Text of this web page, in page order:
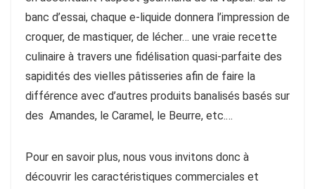
banc d’essai, chaque e-liquide donnera l’impression de
croquer, de mastiquer, de lécher… une vraie recette
culinaire à travers une fidélisation quasi-parfaite des
sapidités des vielles pâtisseries afin de faire la
différence avec d’autres produits banalisés basés sur
des Amandes, le Caramel, le Beurre, etc.…
Pour en savoir plus, nous vous invitons donc à
découvrir les caractéristiques commerciales et